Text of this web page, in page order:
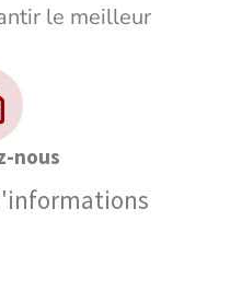
le meilleur
nous